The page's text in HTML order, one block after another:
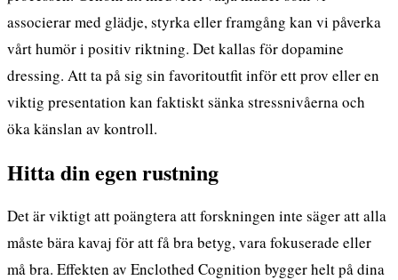
associerar med glädje, styrka eller framgång kan vi påverka
vårt humör i positiv riktning. Det kallas för dopamine
dressing. Att ta på sig sin favoritoutfit inför ett prov eller en
viktig presentation kan faktiskt sänka stressnivåerna och
öka känslan av kontroll.
Hitta din egen rustning
Det är viktigt att poängtera att forskningen inte säger att alla
måste bära kavaj för att få bra betyg, vara fokuserade eller
må bra. Effekten av Enclothed Cognition bygger helt på dina